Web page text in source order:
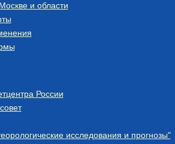
и области
России
исследования и прогнозы"